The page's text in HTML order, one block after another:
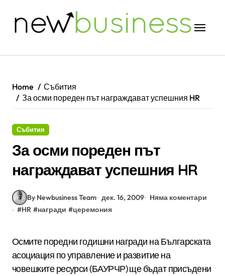
Home
Събития
За осми пореден път награждават успешния HR
Събития
За осми пореден път
награждават успешния HR
By Newbusiness Team дек. 16, 2009
Няма коментари
#HR #награди #церемония
Осмите поредни годишни награди на Българската
асоциация по управление и развитие на
човешките ресурси (БАУРЧР) ще бъдат присъдени